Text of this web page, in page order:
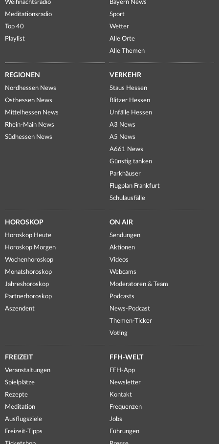
Weihnachtsradio
Meditationsradio
Top 40
Playlist
Bayern News
Sport
Wetter
Alle Orte
Alle Themen
REGIONEN
Nordhessen News
Osthessen News
Mittelhessen News
Rhein-Main News
Südhessen News
VERKEHR
Staus Hessen
Blitzer Hessen
Unfälle Hessen
A3 News
A5 News
A661 News
Günstig tanken
Parkhäuser
Flugplan Frankfurt
Schulausfälle
HOROSKOP
Horoskop Heute
Horoskop Morgen
Wochenhoroskop
Monatshoroskop
Jahreshoroskop
Partnerhoroskop
Aszendent
ON AIR
Sendungen
Aktionen
Videos
Webcams
Moderatoren & Team
Podcasts
News-Podcast
Themen-Ticker
Voting
FREIZEIT
Veranstaltungen
Spielplätze
Rezepte
Meditation
Ausflugsziele
Freizeit-Tipps
FFH-WELT
FFH-App
Newsletter
Kontakt
Frequenzen
Jobs
Führungen